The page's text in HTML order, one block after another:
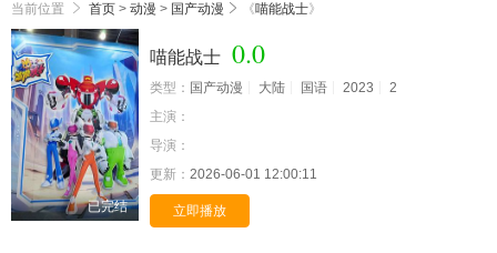
当前位置 首页 > 动漫 > 国产动漫 《喵能战士》
已完结
喵能战士 0.0
类型： 国产动漫 大陆 国语 2023
2
主演：
导演：
更新： 2026-06-01 12:00:11
立即播放